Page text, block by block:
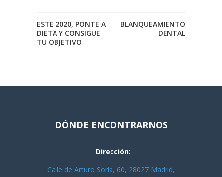
ESTE 2020, PONTE A
DIETA Y CONSIGUE
TU OBJETIVO
BLANQUEAMIENTO
DENTAL
DÓNDE ENCONTRARNOS
Dirección:
Calle de Arturo Soria, 60, 28027 Madrid,